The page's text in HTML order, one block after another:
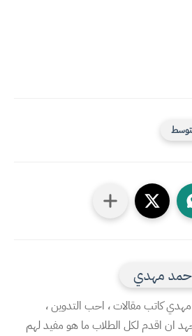
احمد مهدي
مهدي كاتب مقالات ، احب التدوين ،
ان اقدم لكل الطلاب ما هو مفيد لهم